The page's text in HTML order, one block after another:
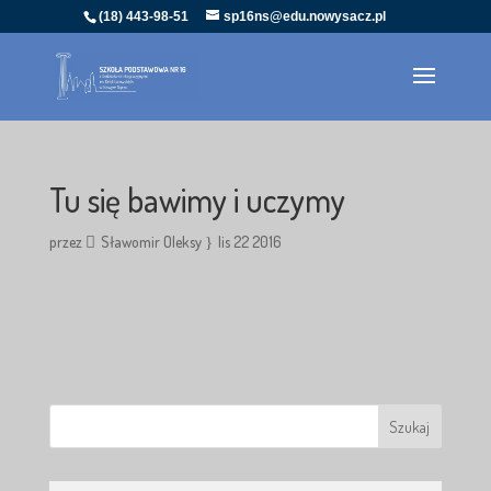
(18) 443-98-51 sp16ns@edu.nowysacz.pl
Tu się bawimy i uczymy
przez Sławomir Oleksy lis 22 2016